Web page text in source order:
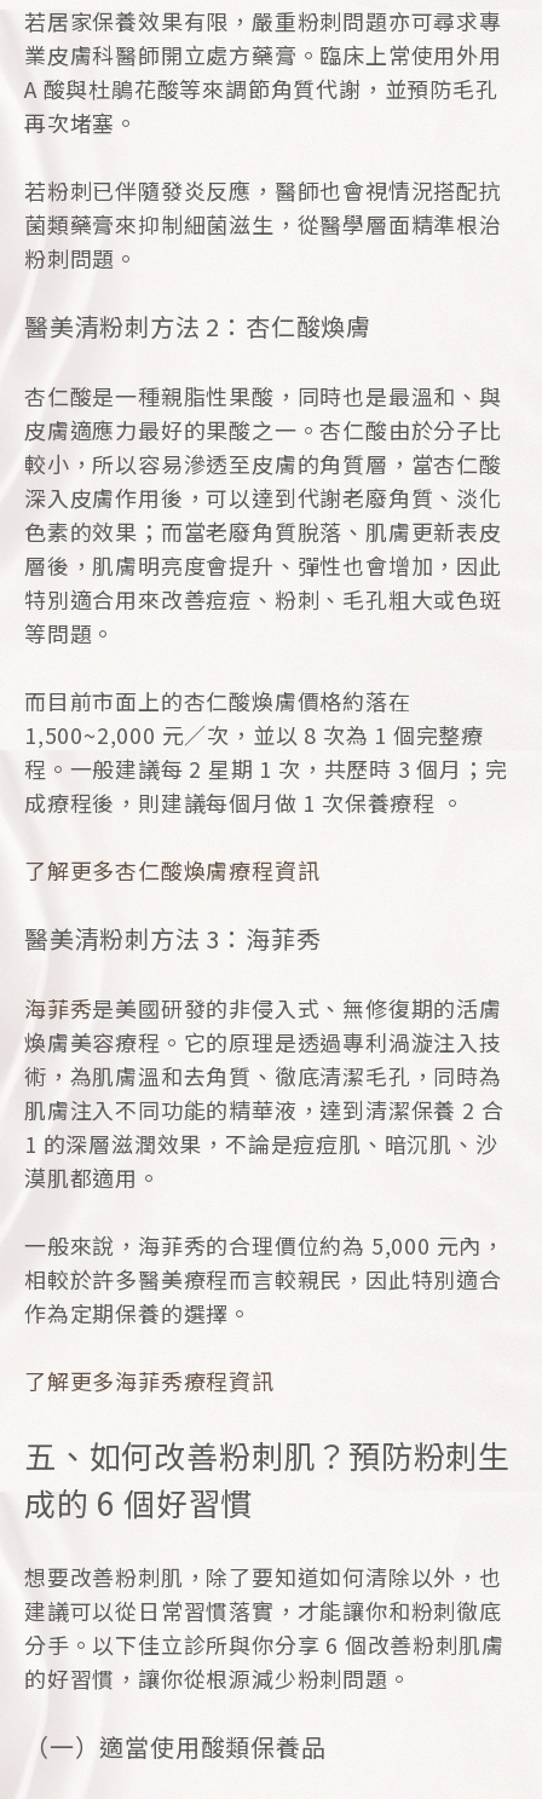
若居家保養效果有限，嚴重粉刺問題亦可尋求專
業皮膚科醫師開立處方藥膏。臨床上常使用外用
A 酸與杜鵑花酸等來調節角質代謝，並預防毛孔
再次堵塞。
若粉刺已伴隨發炎反應，醫師也會視情況搭配抗
菌類藥膏來抑制細菌滋生，從醫學層面精準根治
粉刺問題。
醫美清粉刺方法 2：杏仁酸煥膚
杏仁酸是一種親脂性果酸，同時也是最溫和、與
皮膚適應力最好的果酸之一。杏仁酸由於分子比
較小，所以容易滲透至皮膚的角質層，當杏仁酸
深入皮膚作用後，可以達到代謝老廢角質、淡化
色素的效果；而當老廢角質脫落、肌膚更新表皮
層後，肌膚明亮度會提升、彈性也會增加，因此
特別適合用來改善痘痘、粉刺、毛孔粗大或色斑
等問題。
而目前市面上的杏仁酸煥膚價格約落在
1,500~2,000 元／次，並以 8 次為 1 個完整療
程。一般建議每 2 星期 1 次，共歷時 3 個月；完
成療程後，則建議每個月做 1 次保養療程 。
了解更多杏仁酸煥膚療程資訊
醫美清粉刺方法 3：海菲秀
海菲秀是美國研發的非侵入式、無修復期的活膚
煥膚美容療程。它的原理是透過專利渦漩注入技
術，為肌膚溫和去角質、徹底清潔毛孔，同時為
肌膚注入不同功能的精華液，達到清潔保養 2 合
1 的深層滋潤效果，不論是痘痘肌、暗沉肌、沙
漠肌都適用。
一般來說，海菲秀的合理價位約為 5,000 元內，
相較於許多醫美療程而言較親民，因此特別適合
作為定期保養的選擇。
了解更多海菲秀療程資訊
五、如何改善粉刺肌？預防粉刺生
成的 6 個好習慣
想要改善粉刺肌，除了要知道如何清除以外，也
建議可以從日常習慣落實，才能讓你和粉刺徹底
分手。以下佳立診所與你分享 6 個改善粉刺肌膚
的好習慣，讓你從根源減少粉刺問題。
（一）適當使用酸類保養品